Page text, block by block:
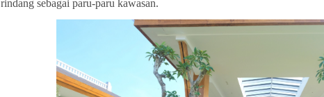
rindang sebagai paru-paru kawasan.